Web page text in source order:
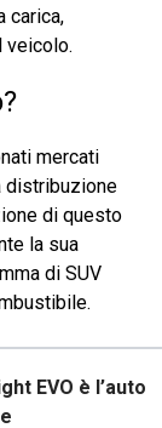
carica,
veicolo.
mercati
distribuzione
di questo
la sua
di SUV
EVO è l’auto